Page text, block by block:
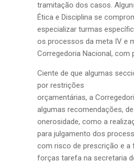
tramitação dos casos.
Ética e Disciplina se
especializar turmas
os processos da meta IV e
Corregedoria Nacional, com
Ciente de que algumas
por restrições
orçamentárias, a
algumas recomendações,
onerosidade, como a
para julgamento dos
com risco de prescrição e a
forças tarefa na secretaria